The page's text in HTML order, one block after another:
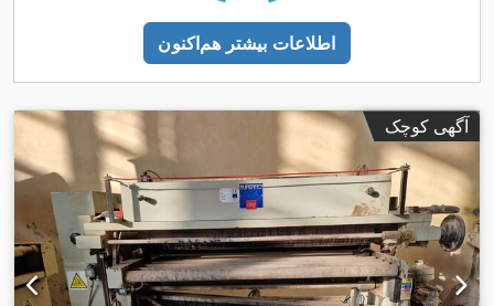
اطلاعات بیشتر هم‌اکنون
آگهی کوچک